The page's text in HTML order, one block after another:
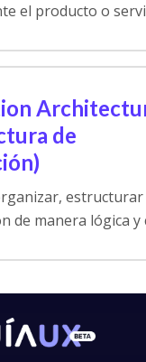
el producto o
de
de manera lógica y